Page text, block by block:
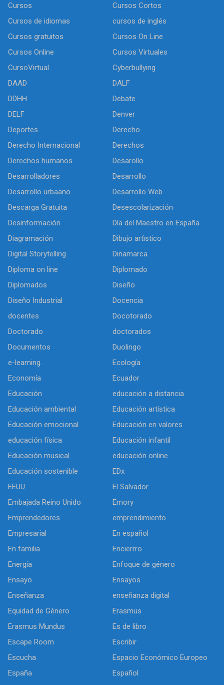
Cursos
Cursos Cortos
Cursos de idiomas
cursos de inglés
Cursos gratuitos
Cursos On Line
Cursos Online
Cursos Virtuales
CursoVirtual
Cyberbullying
DAAD
DALF
DDHH
Debate
DELF
Denver
Deportes
Derecho
Derecho Internacional
Derechos
Derechos humanos
Desarollo
Desarrolladores
Desarrollo
Desarrollo urbaano
Desarrollo Web
Descarga Gratuita
Desescolarización
Desinformación
Día del Maestro en España
Diagramación
Dibujo artìstico
Digital Storytelling
Dinamarca
Diploma on line
Diplomado
Diplomados
Diseño
Diseño Industrial
Docencia
docentes
Docotorado
Doctorado
doctorados
Documentos
Duolingo
e-learning.
Ecología
Economía
Ecuador
Educación
educación a distancia
Educación ambiental
Educación artística
Educación emocional
Educación en valores
educación física
Educación infantil
Educación musical
educación online
Educación sostenible
EDx
EEUU
El Salvador
Embajada Reino Unido
Emory
Emprendedores
emprendimiento
Empresarial
En español
En familia
Encierrro
Energia
Enfoque de género
Ensayo
Ensayos
Enseñanza
enseñanza digital
Equidad de Género
Erasmus
Erasmus Mundus
Es de libro
Escape Room
Escribir
Escucha
Espacio Económico Europeo
España
Español